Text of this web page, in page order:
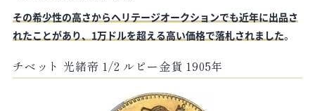
その希少性の高さからヘリテージオークションでも近年に出品さ
れたことがあり、1万ドルを超える高い価格で落札されました。
チベット 光緒帝 1/2 ルピー金貨 1905年